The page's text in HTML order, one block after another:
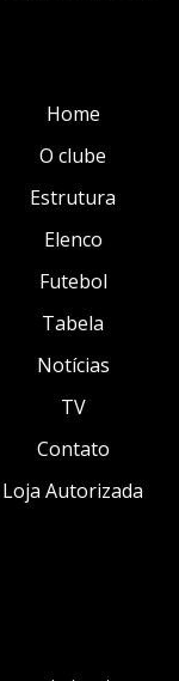
Home
O clube
Estrutura
Elenco
Futebol
Tabela
Notícias
TV
Contato
Loja Autorizada